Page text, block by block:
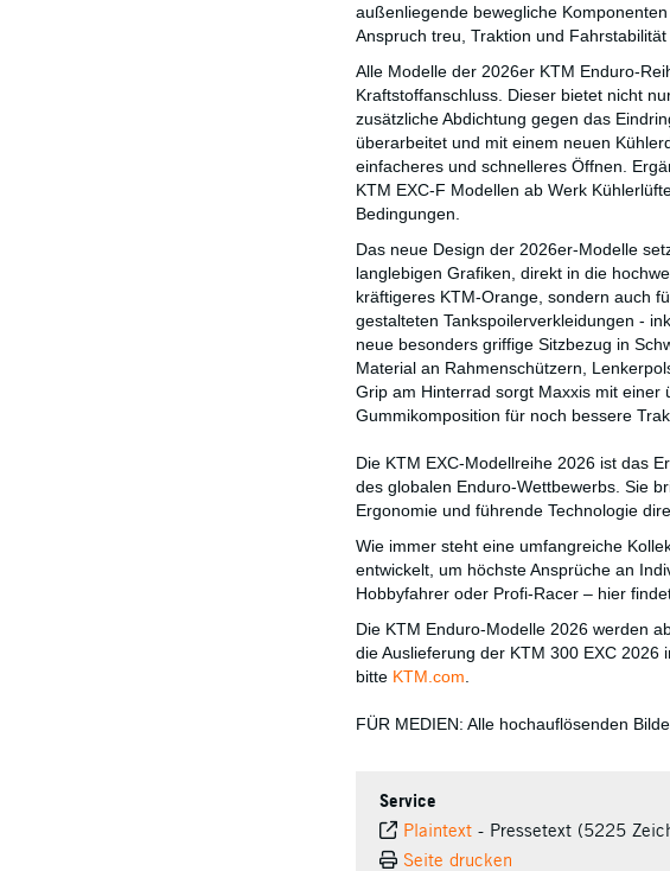
außenliegende bewegliche
Anspruch treu, Traktion und
Alle Modelle der 2026er KTM Enduro-
Kraftstoffanschluss. Dieser bietet nicht
zusätzliche Abdichtung gegen das
überarbeitet und mit einem neuen
einfacheres und schnelleres Öffnen.
KTM EXC-F Modellen ab Werk
Bedingungen.
Das neue Design der 2026er-Modelle
langlebigen Grafiken, direkt in die
kräftigeres KTM-Orange, sondern auch
gestalteten Tankspoilerverkleidungen -
neue besonders griffige Sitzbezug in
Material an Rahmenschützern,
Grip am Hinterrad sorgt Maxxis mit
Gummikomposition für noch bessere
Die KTM EXC-Modellreihe 2026 ist das
des globalen Enduro-Wettbewerbs. Sie
Ergonomie und führende Technologie
Wie immer steht eine umfangreiche
entwickelt, um höchste Ansprüche an
Hobbyfahrer oder Profi-Racer – hier
Die KTM Enduro-Modelle 2026 werden
die Auslieferung der KTM 300 EXC
bitte KTM.com.
FÜR MEDIEN: Alle hochauflösenden
Service
Plaintext - Pressetext (5225
Seite drucken